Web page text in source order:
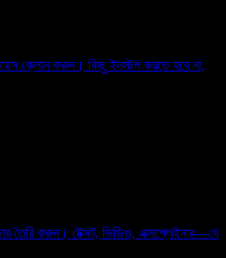
ক্লোন করুন। কিছু ইনস্টল করতে হবে না,
তৈরি করুন। টেক্সট, ভিডিও, এক্সপ্লেইনার—যে